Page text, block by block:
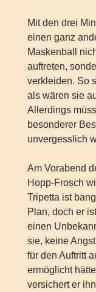
Mit den drei
einen ganz
Maskenball
auftreten,
verkleiden. So
als wären sie
Allerdings
besonderer
unvergesslich
Am Vorabend
Hopp-Frosch
Tripetta ist
Plan, doch er
einen
sie, keine
für den Auftritt
ermöglicht
versichert er